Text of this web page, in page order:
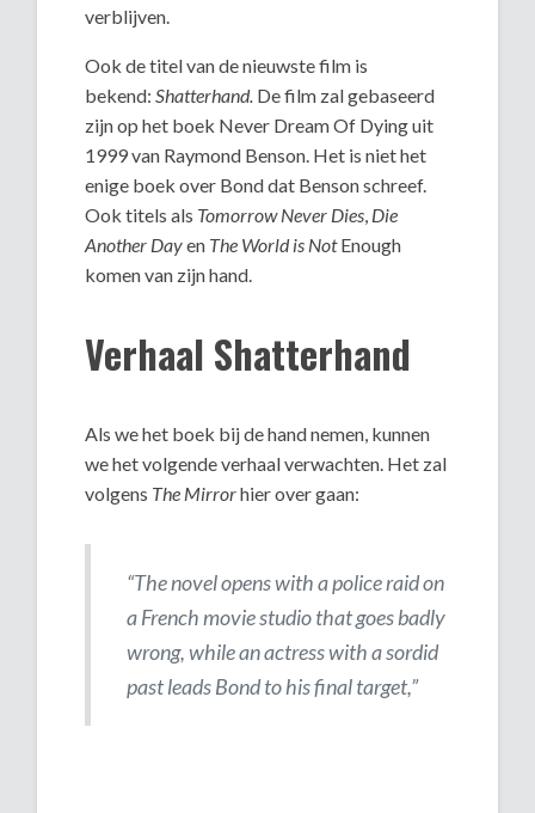
verblijven.
Ook de titel van de nieuwste film is
bekend:Shatterhand. De film zal gebaseerd
zijn op het boek Never Dream Of Dying uit
1999 van Raymond Benson. Het is niet het
enige boek over Bond dat Benson schreef.
Ook titels als Tomorrow Never Dies, Die
Another Dayen The World is NotEnough
komen van zijn hand.
Verhaal Shatterhand
Als we het boek bij de hand nemen, kunnen
we het volgende verhaal verwachten. Het zal
volgens The Mirrorhier over gaan:
“The novel opens with a police raid on
a French movie studio that goes badly
wrong, while an actress with a sordid
past leads Bond to his final target,”